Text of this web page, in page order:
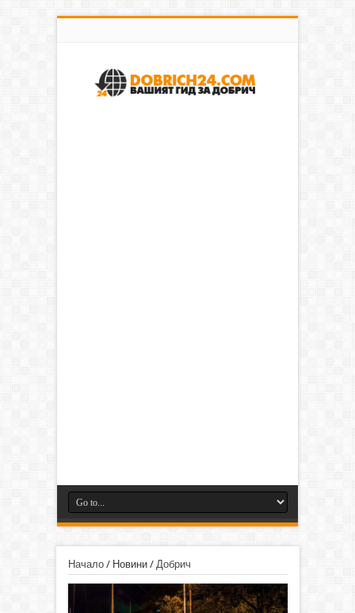
Начало/ Новини/ Добрич